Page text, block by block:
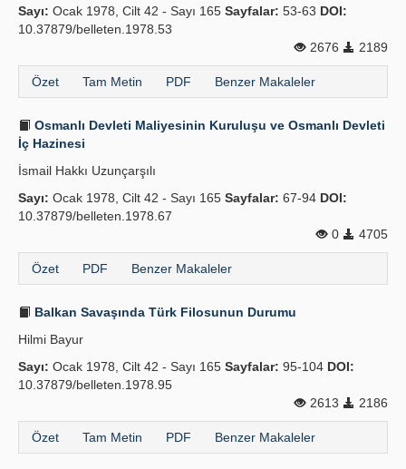
Sayı: Ocak 1978, Cilt 42 - Sayı 165 Sayfalar: 53-63 DOI:
10.37879/belleten.1978.53
2676
2189
Özet Tam Metin PDF Benzer Makaleler
Osmanlı Devleti Maliyesinin Kuruluşu ve Osmanlı Devleti
İç Hazinesi
İsmail Hakkı Uzunçarşılı
Sayı: Ocak 1978, Cilt 42 - Sayı 165 Sayfalar: 67-94 DOI:
10.37879/belleten.1978.67
0
4705
Özet PDF Benzer Makaleler
Balkan Savaşında Türk Filosunun Durumu
Hilmi Bayur
Sayı: Ocak 1978, Cilt 42 - Sayı 165 Sayfalar: 95-104 DOI:
10.37879/belleten.1978.95
2613
2186
Özet Tam Metin PDF Benzer Makaleler